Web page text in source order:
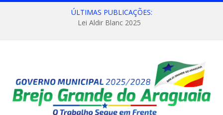
ÚLTIMAS PUBLICAÇÕES:
Lei Aldir Blanc 2025